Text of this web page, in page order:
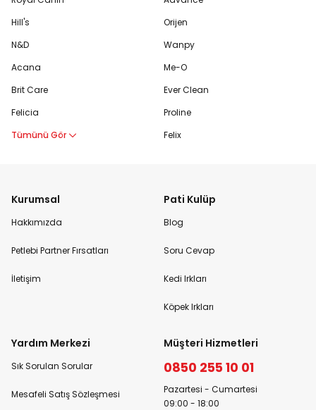
Hill's
N&D
Acana
Brit Care
Felicia
Tümünü Gör
Orijen
Wanpy
Me-O
Ever Clean
Proline
Felix
Kurumsal
Hakkımızda
Petlebi Partner Fırsatları
İletişim
Pati Kulüp
Blog
Soru Cevap
Kedi Irkları
Köpek Irkları
Yardım Merkezi
Sık Sorulan Sorular
Mesafeli Satış Sözleşmesi
Müşteri Hizmetleri
0850 255 10 01
Pazartesi - Cumartesi
09:00 - 18:00